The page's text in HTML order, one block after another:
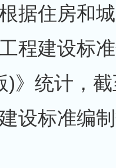
据住房和
程建设标
)》统计，
设标准编